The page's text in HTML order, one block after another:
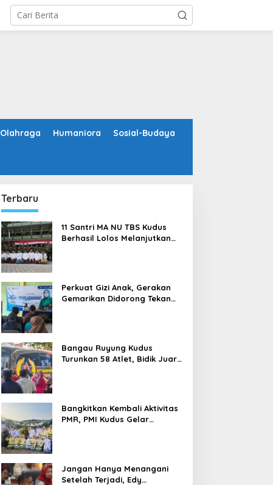
Olahraga Humaniora Sosial-Budaya
Terbaru
11 Santri MA NU TBS Kudus
Berhasil Lolos Melanjutkan
Perkuat Gizi Anak, Gerakan
Gemarikan Didorong Tekan
Bangau Ruyung Kudus
Turunkan 58 Atlet, Bidik Juara
Bangkitkan Kembali Aktivitas
PMR, PMI Kudus Gelar
Jangan Hanya Menangani
Setelah Terjadi, Edy